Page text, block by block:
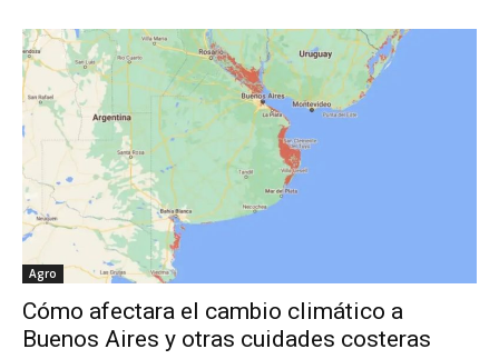
Agro
Cómo afectara el cambio climático a
Buenos Aires y otras cuidades costeras